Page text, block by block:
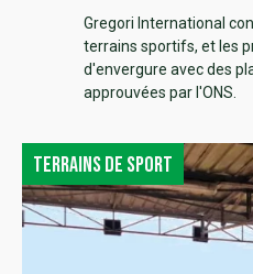
Gregori International
terrains sportifs, et les
d'envergure avec des
approuvées par l'ONS.
Terrains de sport